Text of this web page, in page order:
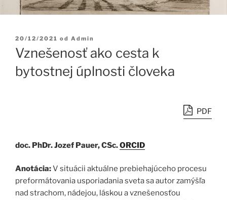
Publikované
20/12/2021 od Admin
Vznešenosť ako cesta k
bytostnej úplnosti človeka
PDF
doc. PhDr. Jozef Pauer, CSc.ORCID
Anotácia:V situácii aktuálne prebiehajúceho procesu
preformátovania usporiadania sveta sa autor zamýšľa
nad strachom, nádejou, láskou a vznešenosťou